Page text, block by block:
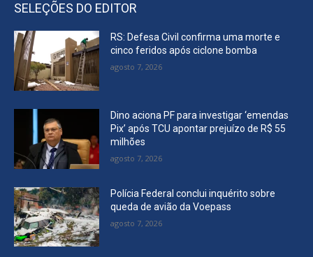
SELEÇÕES DO EDITOR
RS: Defesa Civil confirma uma morte e
cinco feridos após ciclone bomba
agosto 7, 2026
Dino aciona PF para investigar ‘emendas
Pix’ após TCU apontar prejuízo de R$ 55
milhões
agosto 7, 2026
Polícia Federal conclui inquérito sobre
queda de avião da Voepass
agosto 7, 2026